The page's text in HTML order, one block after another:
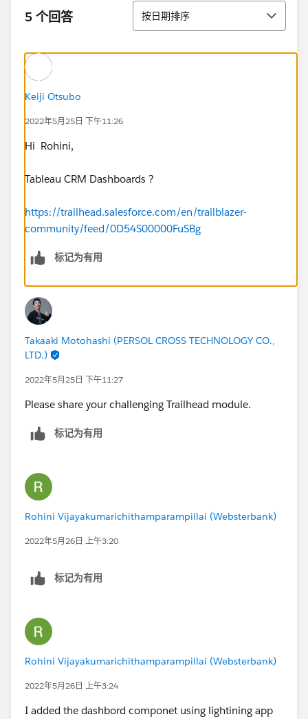
5 个回答 排序
按日期排序
Keiji Otsubo
2022年5月25日 下午11:26
Hi Rohini,
Tableau CRM Dashboards ?
https://trailhead.salesforce.com/en/trailblazer-
community/feed/0D54S00000FuSBg
标记为有用
Takaaki Motohashi (PERSOL CROSS TECHNOLOGY CO.,
LTD.)
2022年5月25日 下午11:27
Please share your challenging Trailhead module.
标记为有用
Rohini Vijayakumarichithamparampillai (Websterbank)
2022年5月26日 上午3:20
标记为有用
Rohini Vijayakumarichithamparampillai (Websterbank)
2022年5月26日 上午3:24
I added the dashbord componet using lightining app